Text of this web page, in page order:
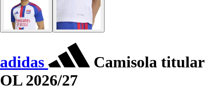
adidas
Camisola titular
OL 2026/27